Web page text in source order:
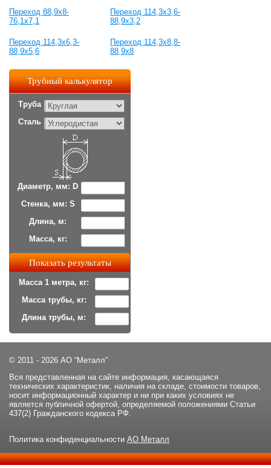
Переход 88,9x8-
76,1x7,1
Переход 114,3x3,6-
88,9x3,2
Переход 114,3x6,3-
88,9x5,6
Переход 114,3x8,8-
88,9x8
Трубный калькулятор
Труба
Сталь
Диаметр, мм: D
Стенка, мм: S
Длина, м:
Масса, кг:
Масса 1 метра, кг:
Масса трубы, кг:
Длина трубы, м:
© 2011 - 2026 АО “Металл”
Вся представленная на сайте информация, касающаяся
технических характеристик, наличия на складе, стоимости товаров,
носит информационный характер и ни при каких условиях не
является публичной офертой, определяемой положениями Статьи
437(2) Гражданского кодекса РФ.
Политика конфиденциальности АО Металл